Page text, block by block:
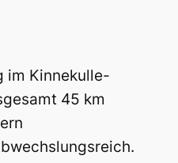
im Kinnekulle-
45 km